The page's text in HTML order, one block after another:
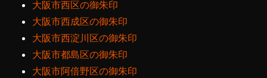
大阪市西区の御朱印
大阪市西成区の御朱印
大阪市西淀川区の御朱印
大阪市都島区の御朱印
大阪市阿倍野区の御朱印